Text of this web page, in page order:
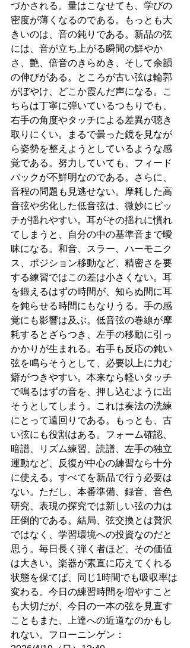
づかされる。量はこなせても、学びの
密度が薄くなるのである。もっとも大
きいのは、音の鈍りである。新品の弦
には、音が立ち上がる瞬間の鮮やか
さ、艶、倍音のきらめき、そして余韻
の伸びがある。ところが古い弦は輪郭
がぼやけ、どこか霞んだ声になる。こ
ちらは丁寧に弾いているつもりでも、
右手の角度やタッチによる差異が聴き
取りにくい。まるで曇った鏡を見なが
ら姿勢を整えようとしているような感
覚である。努力していても、フィード
バックが不鮮明なのである。さらに、
音程の問題も見逃せない。摩耗した高
音弦や劣化した低音弦は、微妙にピッ
チが揺れやすい。耳がその揺れに慣れ
てしまうと、自分の中の基準音まで曖
昧になる。和音、スラー、ハーモニク
ス、ポジション移動など、精密さを要
する練習ではこの差は小さくない。耳
を鍛えるはずの時間が、知らぬ間に耳
を鈍らせる時間にもなりうる。手の感
覚にも影響は及ぶ。低音弦の巻線が摩
耗するとざらつき、左手の移動に引っ
かかりが生まれる。右手も反応の鈍い
弦を鳴らそうとして、必要以上に力む
癖がつきやすい。本来なら軽いタッチ
で鳴るはずの音を、押し込むように出
そうとしてしまう。これは奏法の洗練
にとって遠回りである。もっとも、古
い弦にも役割はある。フォーム確認、
暗譜、リズム練習、読譜、左手の独立
運動など、反復が中心の練習なら十分
に使える。すべてを新品で行う必要は
ない。ただし、本番準備、録音、音色
研究、表現の探究では新しい弦の力は
圧倒的である。結局、弦交換とは贅沢
ではなく、学習環境への投資なのだと
思う。毎日長く弾く者ほど、その価値
は大きい。楽器が素直に応えてくれる
状態を保てば、同じ1時間でも吸収率は
変わる。今日の練習時間を増やすこと
も大切だが、今日の一本の弦を見直す
こともまた、上達への近道なのかもし
れない。フローニンゲン：